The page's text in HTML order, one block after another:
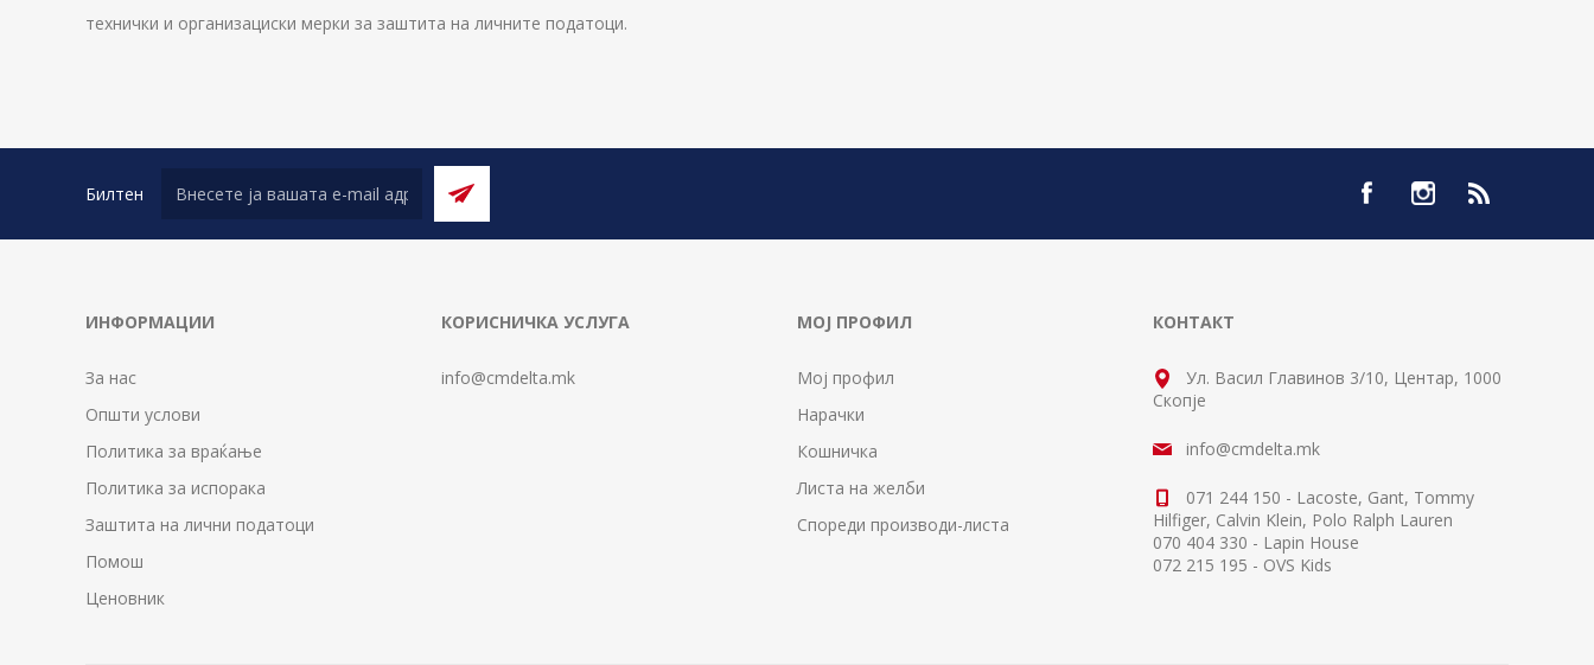
технички и организациски мерки за заштита на личните податоци.
Билтен
ИНФОРМАЦИИ
За нас
Општи услови
Политика за враќање
Политика за испорака
Заштита на лични податоци
Помош
Ценовник
КОРИСНИЧКА УСЛУГА
info@cmdelta.mk
МОЈ ПРОФИЛ
Мој профил
Нарачки
Кошничка
Листа на желби
Спореди производи-листа
КОНТАКТ
Ул. Васил Главинов 3/10, Центар, 1000
Скопје
info@cmdelta.mk
071 244 150 - Lacoste, Gant, Tommy
Hilfiger, Calvin Klein, Polo Ralph Lauren
070 404 330 - Lapin House
072 215 195 - OVS Kids